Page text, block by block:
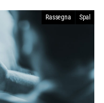
Rassegna Spal